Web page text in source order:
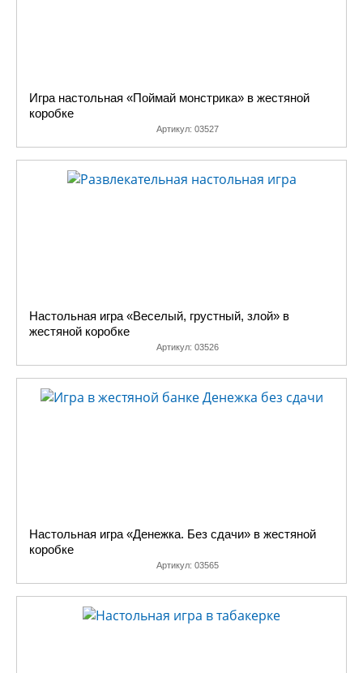
Игра настольная «Поймай монстрика» в жестяной
коробке
Артикул: 03527
Настольная игра «Веселый, грустный, злой» в
жестяной коробке
Артикул: 03526
Настольная игра «Денежка. Без сдачи» в жестяной
коробке
Артикул: 03565